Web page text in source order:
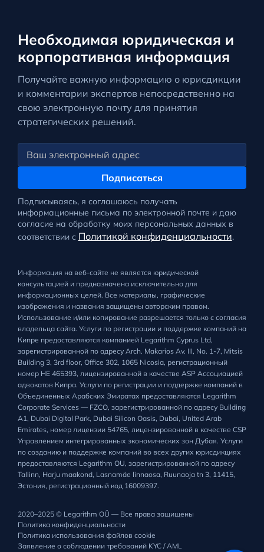
Необходимая юридическая и
корпоративная информация
Получайте важную информацию о юрисдикции
и комментарии экспертов непосредственно на
свою электронную почту для принятия
стратегических решений.
Подписаться
Подписываясь, я соглашаюсь получать
информационные письма по электронной почте и даю
согласие на обработку моих персональных данных в
соответствии с Политикой конфиденциальности.
Информация на веб-сайте не является юридической
консультацией и предназначена исключительно для
информационных целей. Все материалы, графические
изображения и названия защищены авторским правом.
Использование и/или копирование разрешается только с согласия
владельца сайта. Услуги по регистрации и поддержке компаний на
Кипре предоставляются компанией Legarithm Cyprus Ltd,
зарегистрированной по адресу Arch. Makarios Av. III, No. 1-7, Mitsis
Building 3, 3rd floor, Office 302, 1065 Nicosia, регистрационный
номер HE 465393, лицензированной в качестве ASP Ассоциацией
адвокатов Кипра. Услуги по регистрации и поддержке компаний в
Объединенных Арабских Эмиратах предоставляются Legarithm
Corporate Services — FZCO, зарегистрированной по адресу Building
A1, Dubai Digital Park, Dubai Silicon Oasis, Dubai, United Arab
Emirates, номер лицензии 54765, лицензированной в качестве CSP
Управлением интегрированных экономических зон Дубая. Услуги
по созданию и поддержке компаний во всех других юрисдикциях
предоставляются Legarithm OU, зарегистрированной по адресу
Tallinn, Harju maakond, Lasnamäe linnaosa, Ruunaoja tn 3, 11415,
Эстония, регистрационный код 16009397.
2020–2025 © Legarithm OÜ — Все права защищены
Политика конфиденциальности
Политика использования файлов cookie
Заявление о соблюдении требований KYC / AML